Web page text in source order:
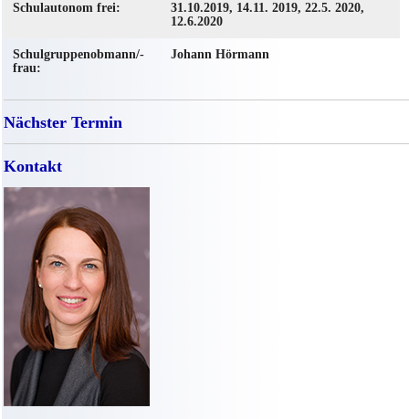
Nächster Termin
Kontakt
Schulautonom frei:
31.10.2019, 14.11. 2019, 22.5. 2020,
12.6.2020
Schulgruppenobmann/-
frau:
Johann Hörmann